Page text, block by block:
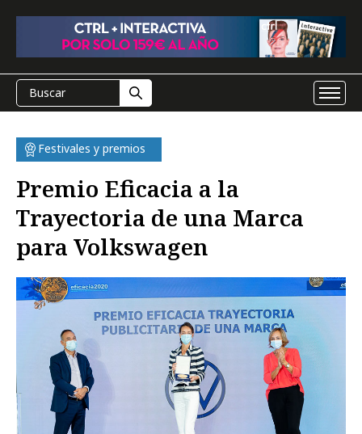
Festivales y premios
Premio Eficacia a la
Trayectoria de una Marca
para Volkswagen